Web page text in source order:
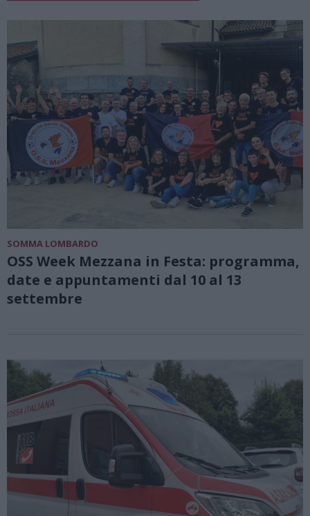
SOMMA LOMBARDO
OSS Week Mezzana in Festa: programma,
date e appuntamenti dal 10 al 13
settembre